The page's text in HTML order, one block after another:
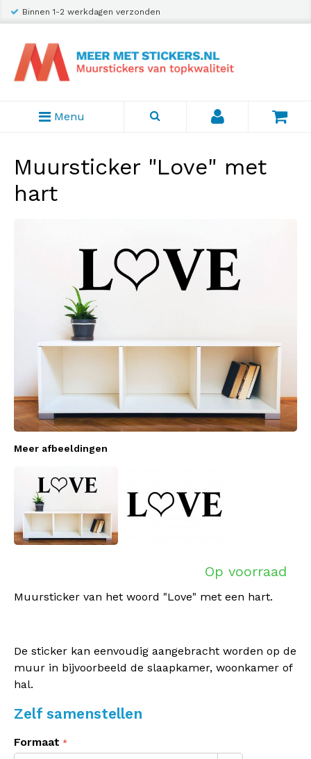
Binnen 1-2 werkdagen verzonden
Menu
Muursticker "Love" met
hart
Meer afbeeldingen
Op voorraad
Muursticker van het woord "Love" met een hart.
De sticker kan eenvoudig aangebracht worden op de
muur in bijvoorbeeld de slaapkamer, woonkamer of
hal.
Zelf samenstellen
Formaat